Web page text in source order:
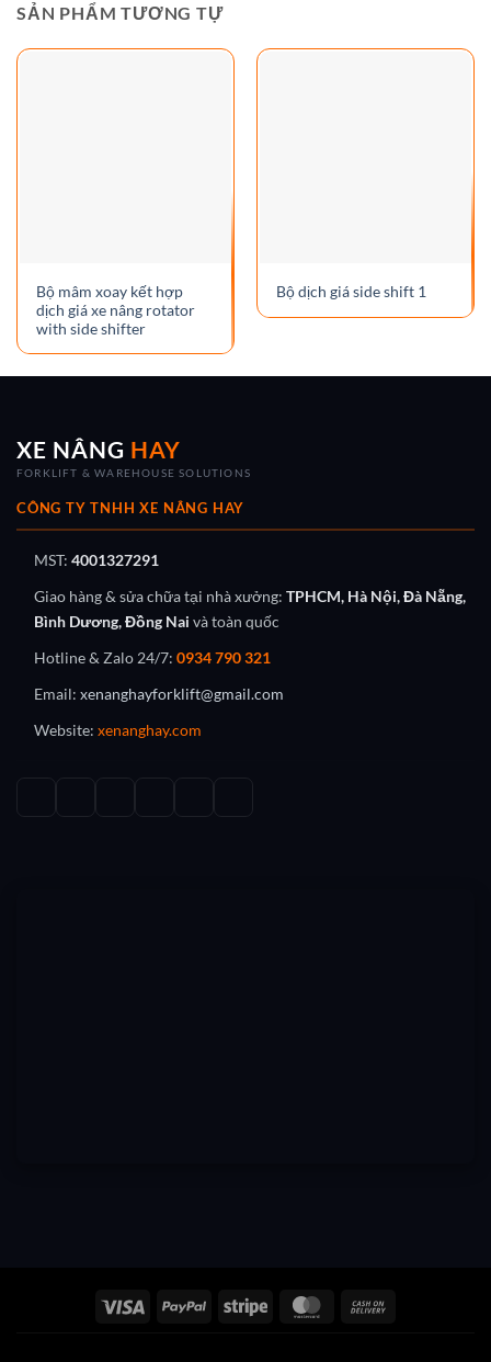
SẢN PHẨM TƯƠNG TỰ
Bộ mâm xoay kết hợp
dịch giá xe nâng rotator
with side shifter
Bộ dịch giá side shift 1
XE NÂNG HAY
FORKLIFT & WAREHOUSE SOLUTIONS
CÔNG TY TNHH XE NÂNG HAY
MST: 4001327291
Giao hàng & sửa chữa tại nhà xưởng: TPHCM, Hà Nội, Đà Nẵng,
Bình Dương, Đồng Nai và toàn quốc
Hotline & Zalo 24/7: 0934 790 321
Email: xenanghayforklift@gmail.com
Website: xenanghay.com
Visa PayPal Stripe MasterCard